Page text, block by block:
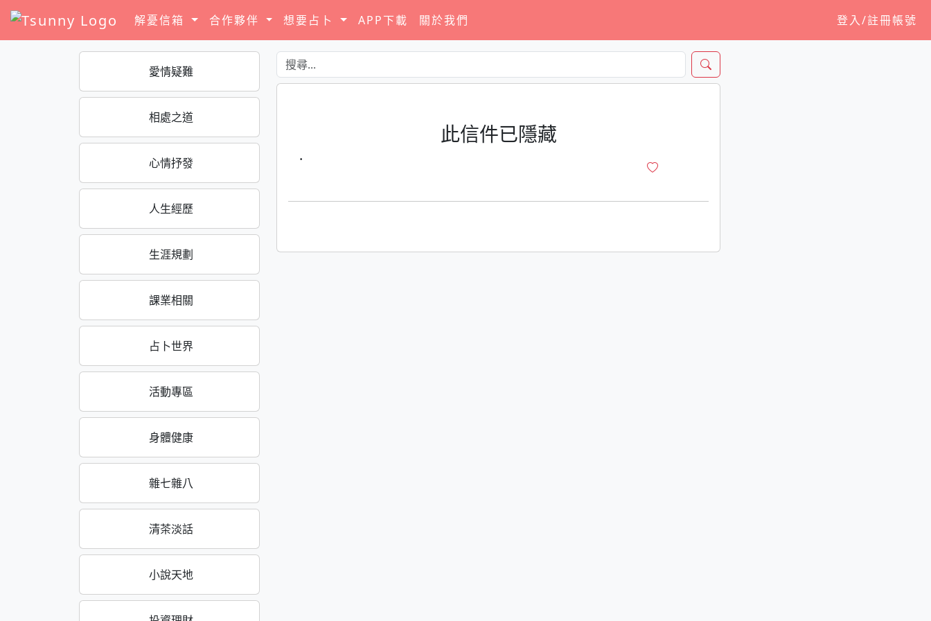
解憂信箱 合作夥伴 想要占卜 APP下載 關於我們 登入/註冊帳號
愛情疑難
相處之道
心情抒發
人生經歷
生涯規劃
課業相關
占卜世界
活動專區
身體健康
雜七雜八
清茶淡話
小說天地
此信件已隱藏
·